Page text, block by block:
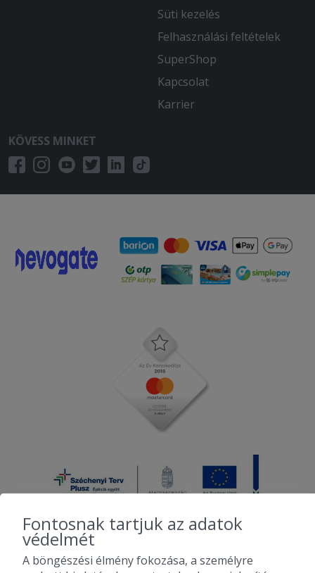
Süti kezelés
Felhasználási feltételek
SuperShop
Kapcsolat
Karrier
KÖVESS MINKET
2010-2026 Copyright - Falatozz.hu - Diston-line Kft.
Fontosnak tartjuk az adatok
védelmét
A böngészési élmény fokozása, a személyre